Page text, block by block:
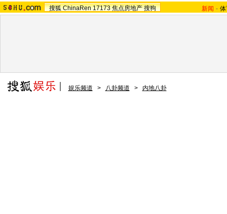
搜狐 ChinaRen 17173 焦点房地产 搜狗 新闻 -
娱乐频道 > 八卦频道 > 内地八卦